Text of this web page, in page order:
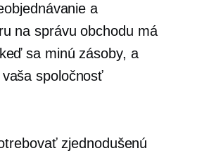
a
na správu obchodu má
sa minú zásoby, a
spoločnosť
zjednodušenú